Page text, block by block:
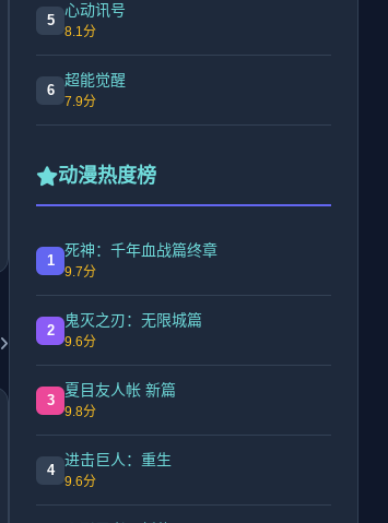
5
心动讯号
8.1分
6
超能觉醒
7.9分
动漫热度榜
1
死神：千年血战篇终章
9.7分
2
鬼灭之刃：无限城篇
9.6分
3
夏目友人帐 新篇
9.8分
4
进击巨人：重生
9.6分